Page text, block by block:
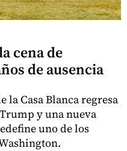
cena de
de ausencia
la Casa Blanca regresa
y una nueva
uno de los